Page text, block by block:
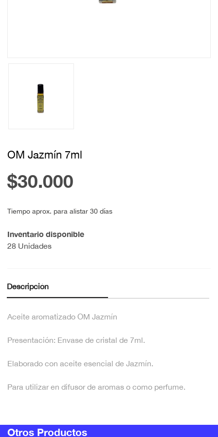
OM Jazmín 7ml
$30.000
Tiempo aprox. para alistar 30 días
Inventario disponible
28 Unidades
Descripción
Aceite aromatizado OM Jazmín
Presentación: Envase de cristal de 7ml.
Elaborado con aceite esencial de Jazmín.
Para utilizar en difusor de aromas o como perfume.
Otros Productos